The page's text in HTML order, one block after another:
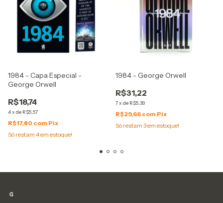
1984 - Capa Especial -
George Orwell
R$18,74
4x de R$5,57
R$17,80 com Pix
Só restam 4em estoque!
1984 - George Orwell
R$31,22
7x de R$5,39
R$29,66 com Pix
Só restam 3em estoque!